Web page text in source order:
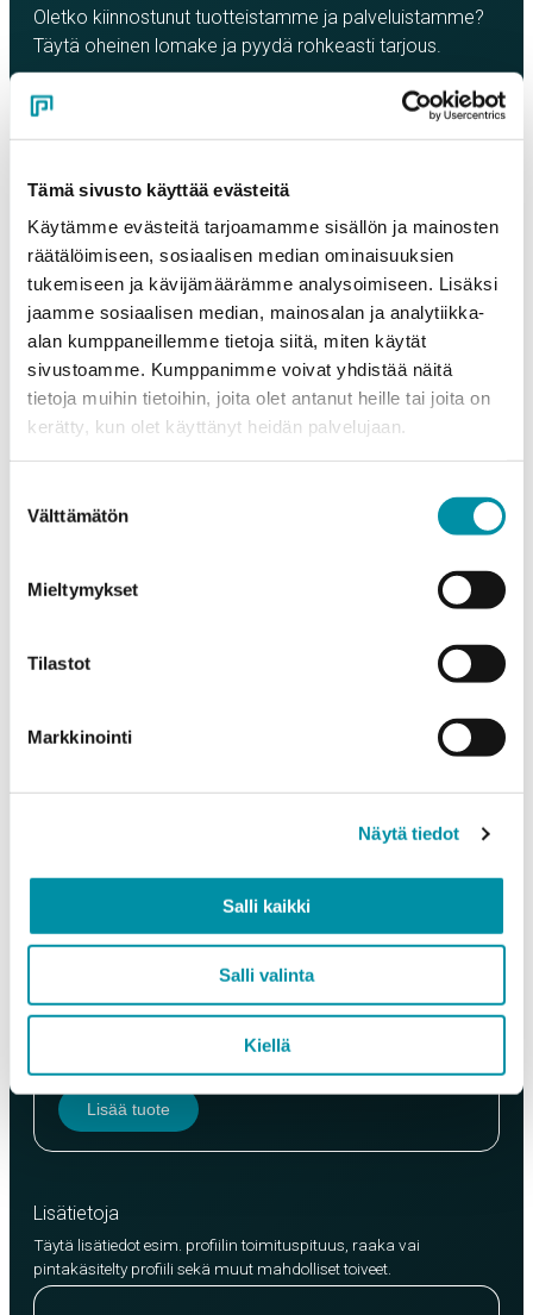
Tämä sivusto käyttää evästeitä
Käytämme evästeitä tarjoamamme sisällön ja mainosten
räätälöimiseen, sosiaalisen median ominaisuuksien
tukemiseen ja kävijämäärämme analysoimiseen. Lisäksi
jaamme sosiaalisen median, mainosalan ja analytiikka-
alan kumppaneillemme tietoja siitä, miten käytät
sivustoamme. Kumppanimme voivat yhdistää näitä
tietoja muihin tietoihin, joita olet antanut heille tai joita on
kerätty, kun olet käyttänyt heidän palvelujaan.
valinta
Välttämätön
Mieltymykset
Tilastot
Markkinointi
Näytä tiedot
Salli kaikki
Salli valinta
Kiellä
Oletko kiinnostunut tuotteistamme ja palveluistamme?
Täytä oheinen lomake ja pyydä rohkeasti tarjous.
Olemme sinuun yhteydessä mahdollisimman pian!
Yritys*
Yhteyshenkilö*
Puhelinnumero
Tuotteet
Valitse tuote ja syötä tilauksen määrä metreinä. Huomioithan, että
Määrä (m)
EN AW-6063 (min. 250kg)
EN AW-6082 (min. 500kg)
Lisää tuote
Lisätietoja
Täytä lisätiedot esim. profiilin toimituspituus, raaka vai
pintakäsitelty profiili sekä muut mahdolliset toiveet.